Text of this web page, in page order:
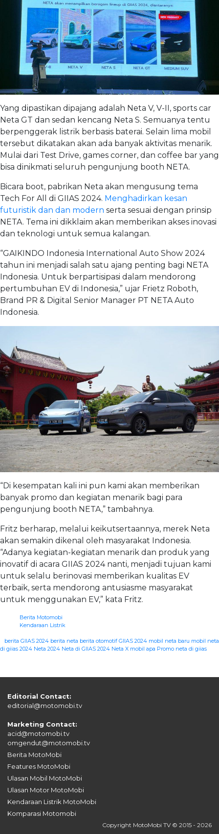
Yang dipastikan dipajang adalah Neta V, V-II, sports car
Neta GT dan sedan kencang Neta S. Semuanya tentu
berpenggerak listrik berbasis baterai. Selain lima mobil
tersebut dikatakan akan ada banyak aktivitas menarik.
Mulai dari Test Drive, games corner, dan coffee bar yang
bisa dinikmati seluruh pengunjung booth NETA.
Bicara boot, pabrikan Neta akan mengusung tema
Tech For All di GIIAS 2024. Menghadirkan kesan
futuristik dan dan modern serta sesuai dengan prinsip
NETA. Tema ini dikklaim akan memberikan akses inovasi
dan teknologi untuk semua kalangan.
“GAIKINDO Indonesia International Auto Show 2024
tahun ini menjadi salah satu ajang penting bagi NETA
Indonesia. Untuk berpartisipasi dalam mendorong
pertumbuhan EV di Indonesia,” ujar Frietz Roboth,
Brand PR & Digital Senior Manager PT NETA Auto
Indonesia.
“Di kesempatan kali ini pun kami akan memberikan
banyak promo dan kegiatan menarik bagi para
pengunjung booth NETA,” tambahnya.
Fritz berharap, melalui keikutsertaannya, merek Neta
akan semakin dikenal oleh masyarakat Indonesia.
“Adanya kegiatan-kegiatan menarik dan produk yang
inovatif di acara GIIAS 2024 nanti, menjadi tujuan kami
untuk selalu berinovasi memberikan kualitas EV
terbaik, serta mendorong antusiasme masyarakat
untuk menggunakan EV,” kata Fritz.
Berita Motomobi
Kendaraan Listrik
berita GIIAS 2024 berita neta berita otomotif GIIAS 2024 mobil neta baru mobil neta
di giias 2024 Neta 2024 Neta di GIIAS 2024 Neta X mobil apa Promo neta di giias
Editorial Contact:
editorial@motomobi.tv
Marketing Contact:
acid@motomobi.tv
omgendut@motomobi.tv
Berita MotoMobi
Features MotoMobi
Ulasan Mobil MotoMobi
Ulasan Motor MotoMobi
Kendaraan Listrik MotoMobi
Komparasi Motomobi
Copyright MotoMobi TV © 2015 - 2026